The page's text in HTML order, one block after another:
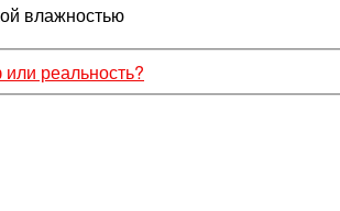
влажностью
реальность?